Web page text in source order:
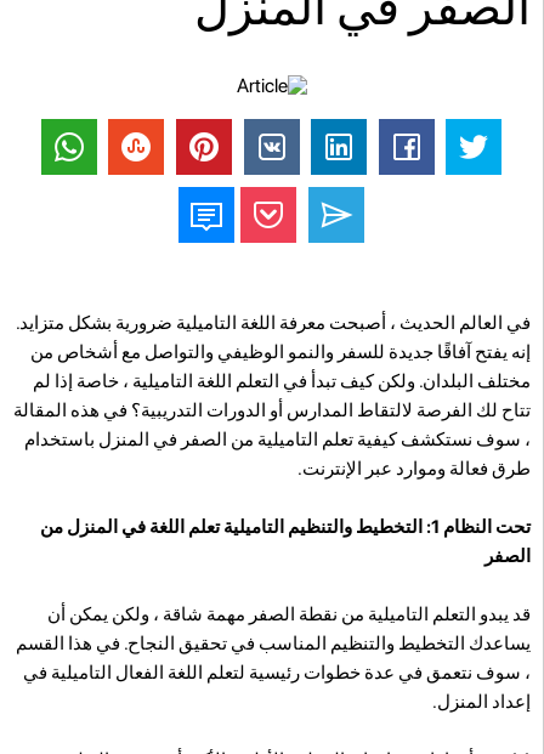
في العالم الحديث ، أصبحت معرفة اللغة التاميلية ضرورية بشكل متزايد.
إنه يفتح آفاقًا جديدة للسفر والنمو الوظيفي والتواصل مع أشخاص من
مختلف البلدان. ولكن كيف تبدأ في التعلم اللغة التاميلية ، خاصة إذا لم
تتاح لك الفرصة لالتقاط المدارس أو الدورات التدريبية؟ في هذه المقالة
، سوف نستكشف كيفية تعلم التاميلية من الصفر في المنزل باستخدام
طرق فعالة وموارد عبر الإنترنت.
تحت النظام 1: التخطيط والتنظيم التاميلية تعلم اللغة في المنزل من
الصفر
قد يبدو التعلم التاميلية من نقطة الصفر مهمة شاقة ، ولكن يمكن أن
يساعدك التخطيط والتنظيم المناسب في تحقيق النجاح. في هذا القسم
، سوف نتعمق في عدة خطوات رئيسية لتعلم اللغة الفعال التاميلية في
إعداد المنزل.